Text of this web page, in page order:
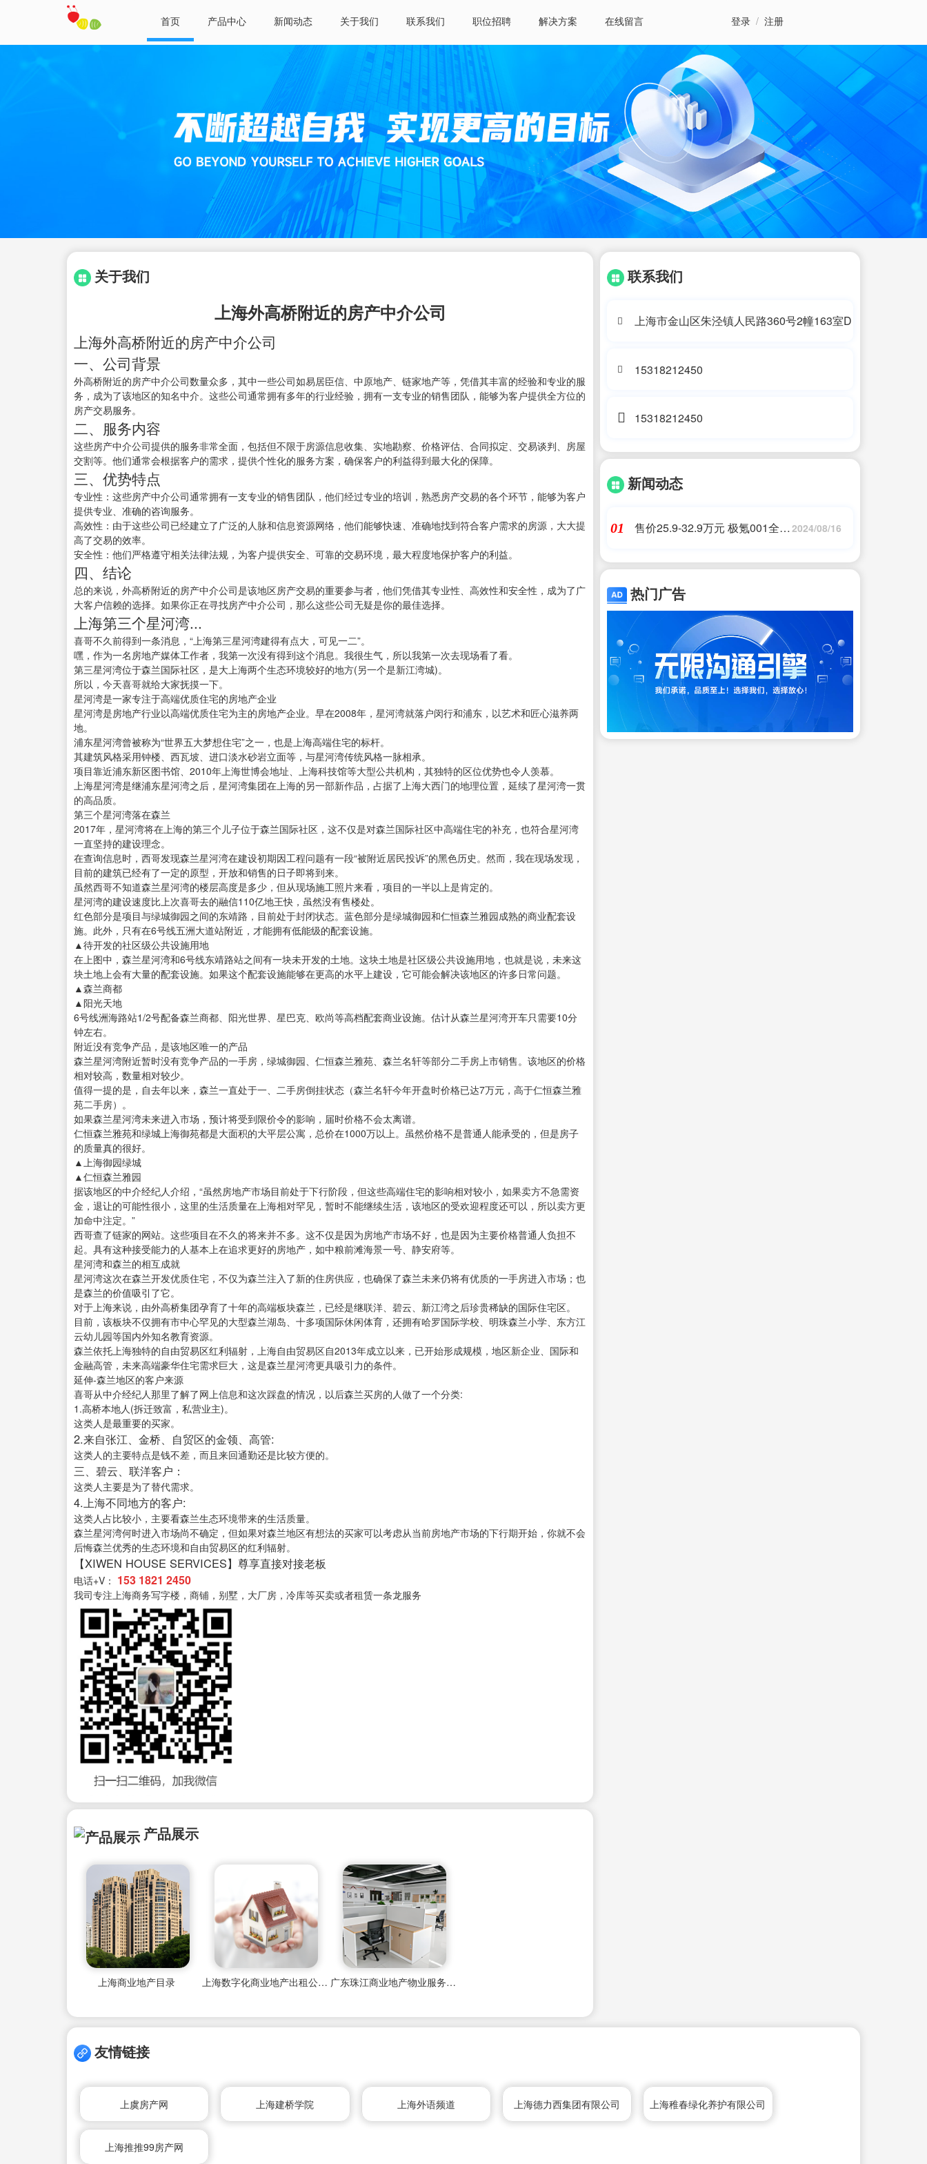
首页 产品中心 新闻动态 关于我们 联系我们 职位招聘 解决方案 在线留言 登录 / 注册
关于我们
上海外高桥附近的房产中介公司
上海外高桥附近的房产中介公司
一、公司背景
外高桥附近的房产中介公司数量众多，其中一些公司如易居臣信、中原地产、链家地产等，凭借其丰富的经验和专业的服
务，成为了该地区的知名中介。这些公司通常拥有多年的行业经验，拥有一支专业的销售团队，能够为客户提供全方位的
房产交易服务。
二、服务内容
这些房产中介公司提供的服务非常全面，包括但不限于房源信息收集、实地勘察、价格评估、合同拟定、交易谈判、房屋
交割等。他们通常会根据客户的需求，提供个性化的服务方案，确保客户的利益得到最大化的保障。
三、优势特点
专业性：这些房产中介公司通常拥有一支专业的销售团队，他们经过专业的培训，熟悉房产交易的各个环节，能够为客户
提供专业、准确的咨询服务。
高效性：由于这些公司已经建立了广泛的人脉和信息资源网络，他们能够快速、准确地找到符合客户需求的房源，大大提
高了交易的效率。
安全性：他们严格遵守相关法律法规，为客户提供安全、可靠的交易环境，最大程度地保护客户的利益。
四、结论
总的来说，外高桥附近的房产中介公司是该地区房产交易的重要参与者，他们凭借其专业性、高效性和安全性，成为了广
大客户信赖的选择。如果你正在寻找房产中介公司，那么这些公司无疑是你的最佳选择。
上海第三个星河湾...
喜哥不久前得到一条消息，“上海第三星河湾建得有点大，可见一二”。
嘿，作为一名房地产媒体工作者，我第一次没有得到这个消息。我很生气，所以我第一次去现场看了看。
第三星河湾位于森兰国际社区，是大上海两个生态环境较好的地方(另一个是新江湾城)。
所以，今天喜哥就给大家抚摸一下。
星河湾是一家专注于高端优质住宅的房地产企业
星河湾是房地产行业以高端优质住宅为主的房地产企业。早在2008年，星河湾就落户闵行和浦东，以艺术和匠心滋养两
地。
浦东星河湾曾被称为“世界五大梦想住宅”之一，也是上海高端住宅的标杆。
其建筑风格采用钟楼、西瓦坡、进口淡水砂岩立面等，与星河湾传统风格一脉相承。
项目靠近浦东新区图书馆、2010年上海世博会地址、上海科技馆等大型公共机构，其独特的区位优势也令人羡慕。
上海星河湾是继浦东星河湾之后，星河湾集团在上海的另一部新作品，占据了上海大西门的地理位置，延续了星河湾一贯
的高品质。
第三个星河湾落在森兰
2017年，星河湾将在上海的第三个儿子位于森兰国际社区，这不仅是对森兰国际社区中高端住宅的补充，也符合星河湾
一直坚持的建设理念。
在查询信息时，西哥发现森兰星河湾在建设初期因工程问题有一段“被附近居民投诉”的黑色历史。然而，我在现场发现，
目前的建筑已经有了一定的原型，开放和销售的日子即将到来。
虽然西哥不知道森兰星河湾的楼层高度是多少，但从现场施工照片来看，项目的一半以上是肯定的。
星河湾的建设速度比上次喜哥去的融信110亿地王快，虽然没有售楼处。
红色部分是项目与绿城御园之间的东靖路，目前处于封闭状态。蓝色部分是绿城御园和仁恒森兰雅园成熟的商业配套设
施。此外，只有在6号线五洲大道站附近，才能拥有低能级的配套设施。
▲待开发的社区级公共设施用地
在上图中，森兰星河湾和6号线东靖路站之间有一块未开发的土地。这块土地是社区级公共设施用地，也就是说，未来这
块土地上会有大量的配套设施。如果这个配套设施能够在更高的水平上建设，它可能会解决该地区的许多日常问题。
▲森兰商都
▲阳光天地
6号线洲海路站1/2号配备森兰商都、阳光世界、星巴克、欧尚等高档配套商业设施。估计从森兰星河湾开车只需要10分
钟左右。
附近没有竞争产品，是该地区唯一的产品
森兰星河湾附近暂时没有竞争产品的一手房，绿城御园、仁恒森兰雅苑、森兰名轩等部分二手房上市销售。该地区的价格
相对较高，数量相对较少。
值得一提的是，自去年以来，森兰一直处于一、二手房倒挂状态（森兰名轩今年开盘时价格已达7万元，高于仁恒森兰雅
苑二手房）。
如果森兰星河湾未来进入市场，预计将受到限价令的影响，届时价格不会太离谱。
仁恒森兰雅苑和绿城上海御苑都是大面积的大平层公寓，总价在1000万以上。虽然价格不是普通人能承受的，但是房子
的质量真的很好。
▲上海御园绿城
▲仁恒森兰雅园
据该地区的中介经纪人介绍，“虽然房地产市场目前处于下行阶段，但这些高端住宅的影响相对较小，如果卖方不急需资
金，退让的可能性很小，这里的生活质量在上海相对罕见，暂时不能继续生活，该地区的受欢迎程度还可以，所以卖方更
加命中注定。”
西哥查了链家的网站。这些项目在不久的将来并不多。这不仅是因为房地产市场不好，也是因为主要价格普通人负担不
起。具有这种接受能力的人基本上在追求更好的房地产，如中粮前滩海景一号、静安府等。
星河湾和森兰的相互成就
星河湾这次在森兰开发优质住宅，不仅为森兰注入了新的住房供应，也确保了森兰未来仍将有优质的一手房进入市场；也
是森兰的价值吸引了它。
对于上海来说，由外高桥集团孕育了十年的高端板块森兰，已经是继联洋、碧云、新江湾之后珍贵稀缺的国际住宅区。
目前，该板块不仅拥有市中心罕见的大型森兰湖岛、十多项国际休闲体育，还拥有哈罗国际学校、明珠森兰小学、东方江
云幼儿园等国内外知名教育资源。
森兰依托上海独特的自由贸易区红利辐射，上海自由贸易区自2013年成立以来，已开始形成规模，地区新企业、国际和
金融高管，未来高端豪华住宅需求巨大，这是森兰星河湾更具吸引力的条件。
延伸-森兰地区的客户来源
喜哥从中介经纪人那里了解了网上信息和这次踩盘的情况，以后森兰买房的人做了一个分类:
1.高桥本地人(拆迁致富，私营业主)。
这类人是最重要的买家。
2.来自张江、金桥、自贸区的金领、高管:
这类人的主要特点是钱不差，而且来回通勤还是比较方便的。
三、碧云、联洋客户：
这类人主要是为了替代需求。
4.上海不同地方的客户:
这类人占比较小，主要看森兰生态环境带来的生活质量。
森兰星河湾何时进入市场尚不确定，但如果对森兰地区有想法的买家可以考虑从当前房地产市场的下行期开始，你就不会
后悔森兰优秀的生态环境和自由贸易区的红利辐射。
【XIWEN HOUSE SERVICES】尊享直接对接老板
电话+V： 153 1821 2450
我司专注上海商务写字楼，商铺，别墅，大厂房，冷库等买卖或者租赁一条龙服务
产品展示
上海商业地产目录 上海数字化商业地产出租公司排名 广东珠江商业地产物业服务上海分公司
联系我们
上海市金山区朱泾镇人民路360号2幢163室D
15318212450
15318212450
新闻动态
01
售价25.9-32.9万元 极氪001全新2024/08/16
热门广告
友情链接
上虞房产网 上海建桥学院 上海外语频道 上海德力西集团有限公司 上海稚春绿化养护有限公司
上海推推99房产网